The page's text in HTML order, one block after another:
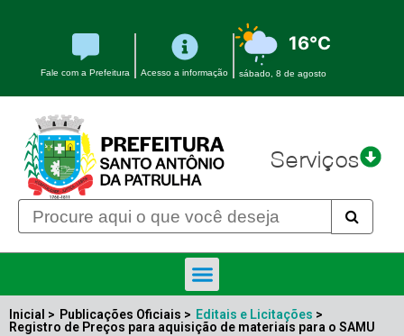
Fale com a Prefeitura Acesso a informação
16°C
sábado, 8 de agosto
Serviços
Inicial > Publicações Oficiais > Editais e Licitações >
Registro de Preços para aquisição de materiais para o SAMU